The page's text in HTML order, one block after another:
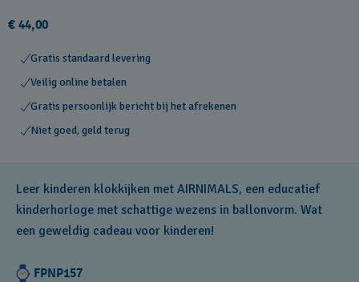
€ 44,00
Gratis standaard levering
Veilig online betalen
Gratis persoonlijk bericht bij het afrekenen
Niet goed, geld terug
Leer kinderen klokkijken met AIRNIMALS, een educatief
kinderhorloge met schattige wezens in ballonvorm. Wat
een geweldig cadeau voor kinderen!
FPNP157